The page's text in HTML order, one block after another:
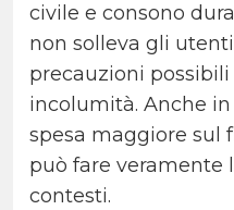
civile e consono
non solleva gli
precauzioni
incolumità. Anche
spesa maggiore sul
può fare veramente
contesti.